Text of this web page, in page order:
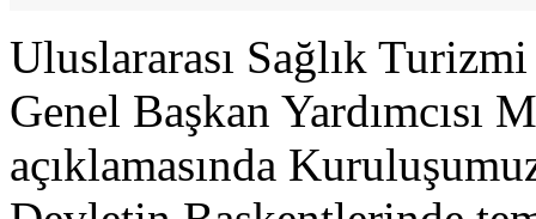
Uluslararası Sağlık
Genel Başkan Yardımcısı
açıklamasında